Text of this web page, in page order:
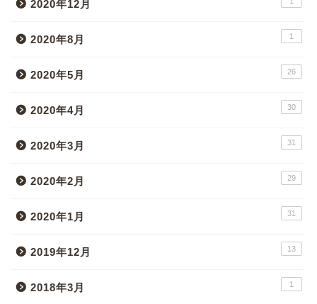
2020年12月
2020年8月 1
2020年5月 26
2020年4月 30
2020年3月 31
2020年2月 29
2020年1月 31
2019年12月 13
2018年3月 1